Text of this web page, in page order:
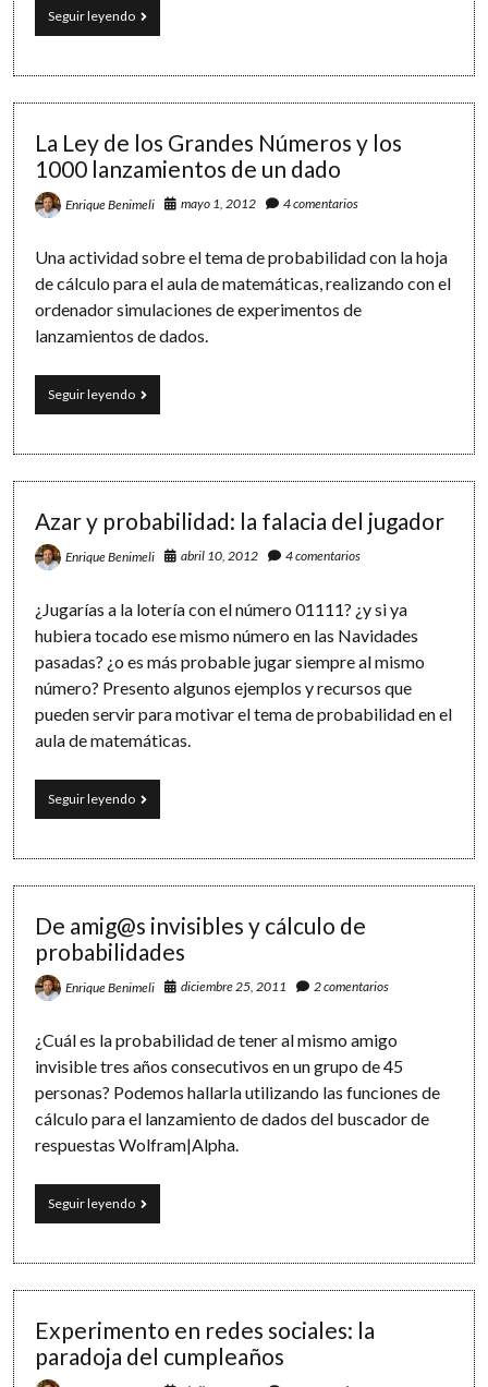
Seguir leyendoTrocitos
de
(I).
moneda
millones
de
¿cara
cruz?
La Ley de los Grandes Números y los
1000 lanzamientos de un dado
Enrique Benimeli mayo 1, 2012 4 comentarios
Una actividad sobre el tema de probabilidad con la hoja
de cálculo para el aula de matemáticas, realizando con el
ordenador simulaciones de experimentos de
lanzamientos de dados.
Seguir leyendoLa
Ley
los
y
los
1000
un
dado
Azar y probabilidad: la falacia del jugador
Enrique Benimeli abril 10, 2012 4 comentarios
¿Jugarías a la lotería con el número 01111? ¿y si ya
hubiera tocado ese mismo número en las Navidades
pasadas? ¿o es más probable jugar siempre al mismo
número? Presento algunos ejemplos y recursos que
pueden servir para motivar el tema de probabilidad en el
aula de matemáticas.
Seguir leyendoAzar
y
la
jugador
De amig@s invisibles y cálculo de
probabilidades
Enrique Benimeli diciembre 25, 2011 2 comentarios
¿Cuál es la probabilidad de tener al mismo amigo
invisible tres años consecutivos en un grupo de 45
personas? Podemos hallarla utilizando las funciones de
cálculo para el lanzamiento de dados del buscador de
respuestas Wolfram|Alpha.
Seguir leyendoDe
amig@s
y
probabilidades
Experimento en redes sociales: la
paradoja del cumpleaños